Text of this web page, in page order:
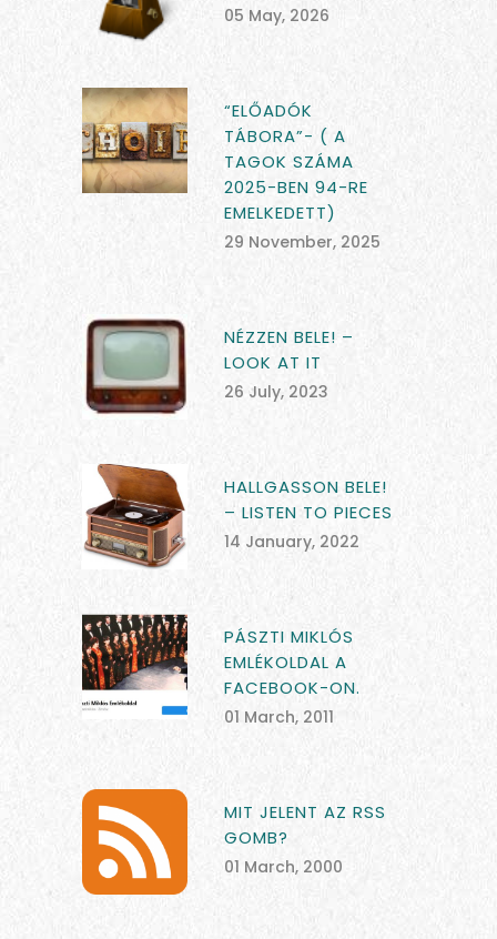
05 May, 2026
“ELŐADÓK
TÁBORA”- ( A
TAGOK SZÁMA
2025-BEN 94-RE
EMELKEDETT)
29 November, 2025
NÉZZEN BELE! –
LOOK AT IT
26 July, 2023
HALLGASSON BELE!
– LISTEN TO PIECES
14 January, 2022
PÁSZTI MIKLÓS
EMLÉKOLDAL A
FACEBOOK-ON.
01 March, 2011
MIT JELENT AZ RSS
GOMB?
01 March, 2000